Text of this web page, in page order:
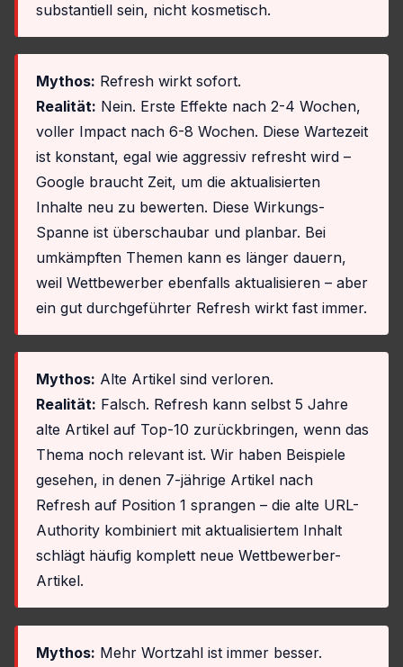
substantiell sein, nicht kosmetisch.
Mythos: Refresh wirkt sofort.
Realität: Nein. Erste Effekte nach 2-4 Wochen,
voller Impact nach 6-8 Wochen. Diese Wartezeit
ist konstant, egal wie aggressiv refresht wird –
Google braucht Zeit, um die aktualisierten
Inhalte neu zu bewerten. Diese Wirkungs-
Spanne ist überschaubar und planbar. Bei
umkämpften Themen kann es länger dauern,
weil Wettbewerber ebenfalls aktualisieren – aber
ein gut durchgeführter Refresh wirkt fast immer.
Mythos: Alte Artikel sind verloren.
Realität: Falsch. Refresh kann selbst 5 Jahre
alte Artikel auf Top-10 zurückbringen, wenn das
Thema noch relevant ist. Wir haben Beispiele
gesehen, in denen 7-jährige Artikel nach
Refresh auf Position 1 sprangen – die alte URL-
Authority kombiniert mit aktualisiertem Inhalt
schlägt häufig komplett neue Wettbewerber-
Artikel.
Mythos: Mehr Wortzahl ist immer besser.